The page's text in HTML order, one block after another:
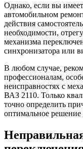
Однако, если вы
автомобильном
действия
необходимости,
механизма
синхронизатора или
В любом случае,
профессионалам,
неисправностях с
ВАЗ 2110. Только
точно определить
оптимальное решение